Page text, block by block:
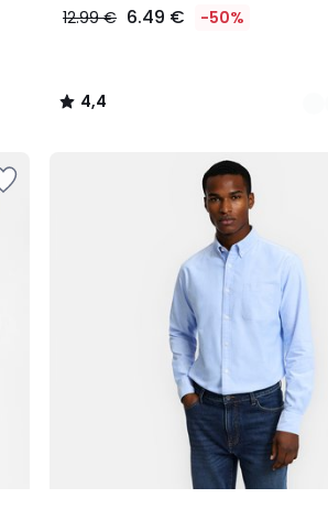
12.99 € 6.49 € -50%
4,4
/